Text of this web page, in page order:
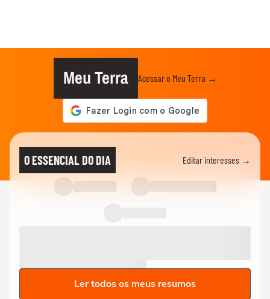
Meu Terra Acessar o Meu Terra →
O ESSENCIAL DO DIA Editar interesses →
Ler todos os meus resumos